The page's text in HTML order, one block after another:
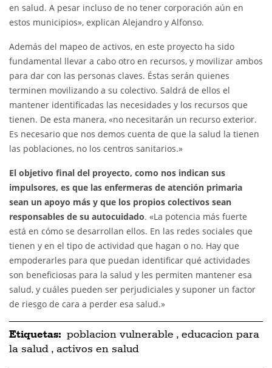
en salud. A pesar incluso de no tener corporación aún en
estos municipios», explican Alejandro y Alfonso.
Además del mapeo de activos, en este proyecto ha sido
fundamental llevar a cabo otro en recursos, y movilizar ambos
para dar con las personas claves. Éstas serán quienes
terminen movilizando a su colectivo. Saldrá de ellos el
mantener identificadas las necesidades y los recursos que
tienen. De esta manera, «no necesitarán un recurso exterior.
Es necesario que nos demos cuenta de que la salud la tienen
las poblaciones, no los centros sanitarios.»
El objetivo final del proyecto, como nos indican sus
impulsores, es que las enfermeras de atención primaria
sean un apoyo más y que los propios colectivos sean
responsables de su autocuidado. «La potencia más fuerte
está en cómo se desarrollan ellos. En las redes sociales que
tienen y en el tipo de actividad que hagan o no. Hay que
empoderarles para que puedan identificar qué actividades
son beneficiosas para la salud y les permiten mantener esa
salud, y cuáles pueden ser perjudiciales y suponer un factor
de riesgo de cara a perder esa salud.»
Etiquetas: poblacion vulnerable , educacion para
la salud , activos en salud